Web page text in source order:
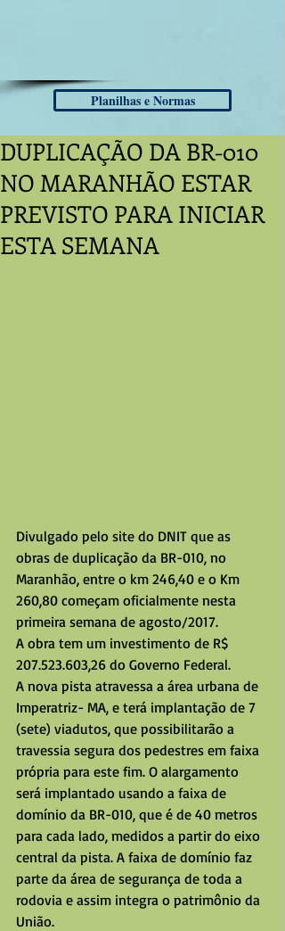
Planilhas e Normas
DUPLICAÇÃO DA BR-010
NO MARANHÃO ESTAR
PREVISTO PARA INICIAR
ESTA SEMANA
Divulgado pelo site do DNIT que as
obras de duplicação da BR-010, no
Maranhão, entre o km 246,40 e o Km
260,80 começam oficialmente nesta
primeira semana de agosto/2017.
A obra tem um investimento de R$
207.523.603,26 do Governo Federal.
A nova pista atravessa a área urbana de
Imperatriz- MA, e terá implantação de 7
(sete) viadutos, que possibilitarão a
travessia segura dos pedestres em faixa
própria para este fim. O alargamento
será implantado usando a faixa de
domínio da BR-010, que é de 40 metros
para cada lado, medidos a partir do eixo
central da pista. A faixa de domínio faz
parte da área de segurança de toda a
rodovia e assim integra o patrimônio da
União.